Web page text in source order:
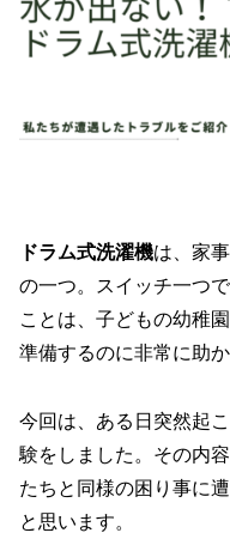
ドラム式洗濯機は、家
の一つ。スイッチ一つ
ことは、子どもの幼稚
準備するのに非常に助か
今回は、ある日突然起
験をしました。その内
たちと同様の困り事に
と思います。